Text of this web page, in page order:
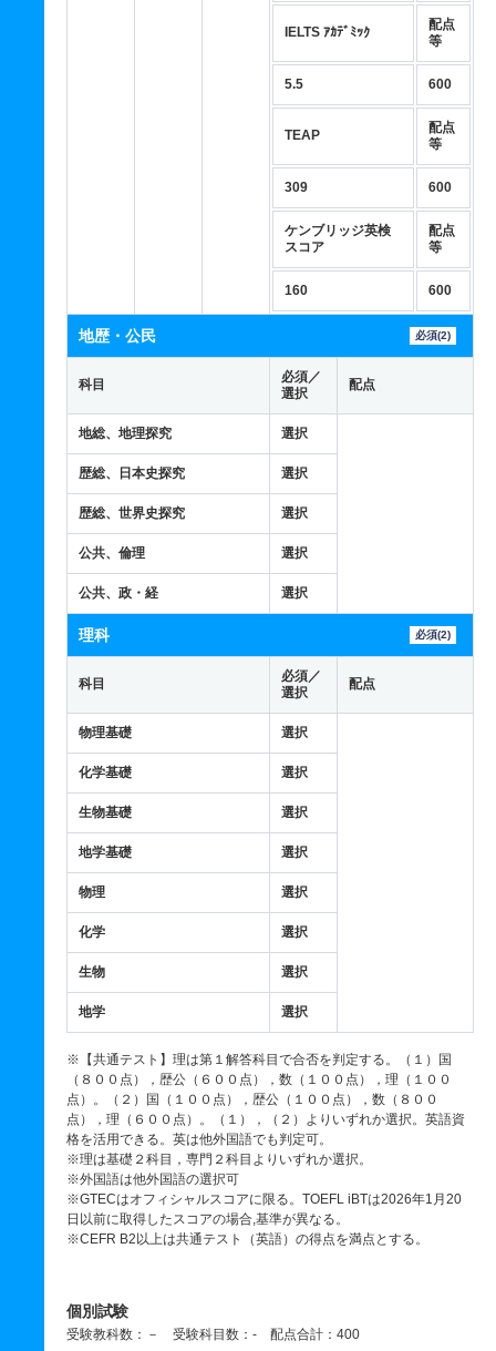
IELTS ｱｶﾃﾞﾐｯｸ
配点
等
5.5 600
TEAP
配点
等
309 600
ケンブリッジ英検
スコア
配点
等
160 600
地歴・公民 必須(2)
科目
必須／
選択
配点
地総、地理探究 選択
歴総、日本史探究 選択
歴総、世界史探究 選択
公共、倫理 選択
公共、政・経 選択
理科 必須(2)
科目
必須／
選択
配点
物理基礎 選択
化学基礎 選択
生物基礎 選択
地学基礎 選択
物理 選択
化学 選択
生物 選択
地学 選択
※【共通テスト】理は第１解答科目で合否を判定する。（１）国
（８００点），歴公（６００点），数（１００点），理（１００
点）。（２）国（１００点），歴公（１００点），数（８００
点），理（６００点）。（１），（２）よりいずれか選択。英語資
格を活用できる。英は他外国語でも判定可。
※理は基礎２科目，専門２科目よりいずれか選択。
※外国語は他外国語の選択可
※GTECはオフィシャルスコアに限る。TOEFL iBTは2026年1月20
日以前に取得したスコアの場合,基準が異なる。
※CEFR B2以上は共通テスト（英語）の得点を満点とする。
個別試験
受験教科数：－ 受験科目数：- 配点合計：400